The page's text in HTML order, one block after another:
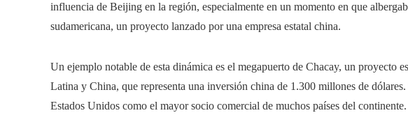
influencia de Beijing en la región, especialmente en un momento en que
sudamericana, un proyecto lanzado por una empresa estatal china.
Un ejemplo notable de esta dinámica es el megapuerto de Chacay, un proyecto
Latina y China, que representa una inversión china de 1.300 millones de
Estados Unidos como el mayor socio comercial de muchos países del continente.